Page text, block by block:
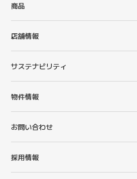
商品
店舗情報
サステナビリティ
物件情報
お問い合わせ
採用情報